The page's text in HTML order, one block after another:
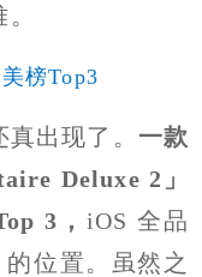
榜Top3
出现了。 一款
Deluxe 2」
3， iOS 全品
位置。虽然之